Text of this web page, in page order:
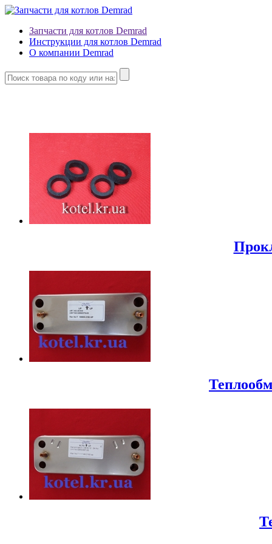
Запчасти для котлов Demrad
Инструкции для котлов Demrad
О компании Demrad